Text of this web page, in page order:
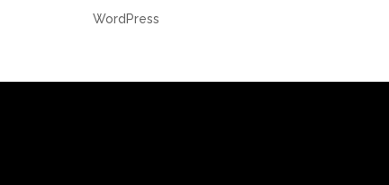
WordPress